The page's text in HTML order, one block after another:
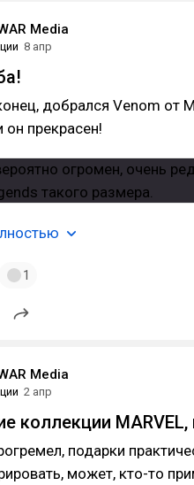
Media
8 апр
добрался Venom от
он прекрасен!
1
Media
2 апр
коллекции
подарки
может, кто-то